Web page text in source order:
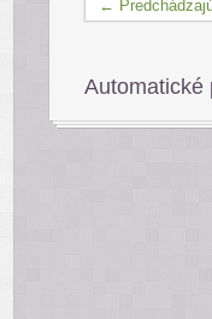
←
Automatické